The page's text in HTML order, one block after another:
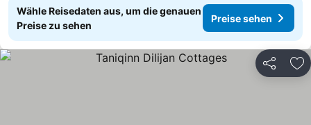
Wähle Reisedaten aus, um die genauen
Preise zu sehen
Preise sehen
Teilen